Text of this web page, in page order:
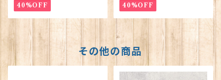
40%OFF 40%OFF
その他の商品